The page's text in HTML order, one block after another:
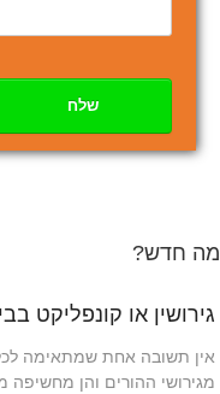
שלח
מה חדש?
גירושין או קונפליקט
אין תשובה אחת שמתאימה
מגירושי ההורים והן